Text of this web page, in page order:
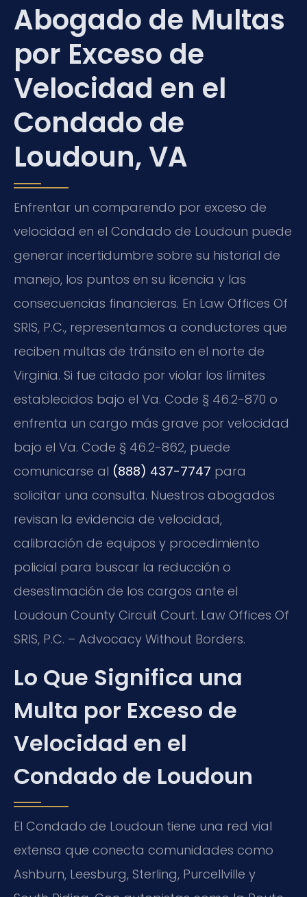
Abogado de Multas
por Exceso de
Velocidad en el
Condado de
Loudoun, VA
Enfrentar un comparendo por exceso de
velocidad en el Condado de Loudoun puede
generar incertidumbre sobre su historial de
manejo, los puntos en su licencia y las
consecuencias financieras. En Law Offices Of
SRIS, P.C., representamos a conductores que
reciben multas de tránsito en el norte de
Virginia. Si fue citado por violar los límites
establecidos bajo el Va. Code § 46.2-870 o
enfrenta un cargo más grave por velocidad
bajo el Va. Code § 46.2-862, puede
comunicarse al (888) 437-7747 para
solicitar una consulta. Nuestros abogados
revisan la evidencia de velocidad,
calibración de equipos y procedimiento
policial para buscar la reducción o
desestimación de los cargos ante el
Loudoun County Circuit Court. Law Offices Of
SRIS, P.C. – Advocacy Without Borders.
Lo Que Significa una
Multa por Exceso de
Velocidad en el
Condado de Loudoun
El Condado de Loudoun tiene una red vial
extensa que conecta comunidades como
Ashburn, Leesburg, Sterling, Purcellville y